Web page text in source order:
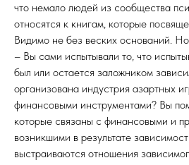
что немало людей из сообщества
относятся к книгам, которые
Видимо не без веских оснований.
– Вы сами испытывали то, что
был или остается заложником
организована индустрия азартных
финансовыми инструментами? Вы
которые связаны с финансовыми и
возникшими в результате
выстраиваются отношения